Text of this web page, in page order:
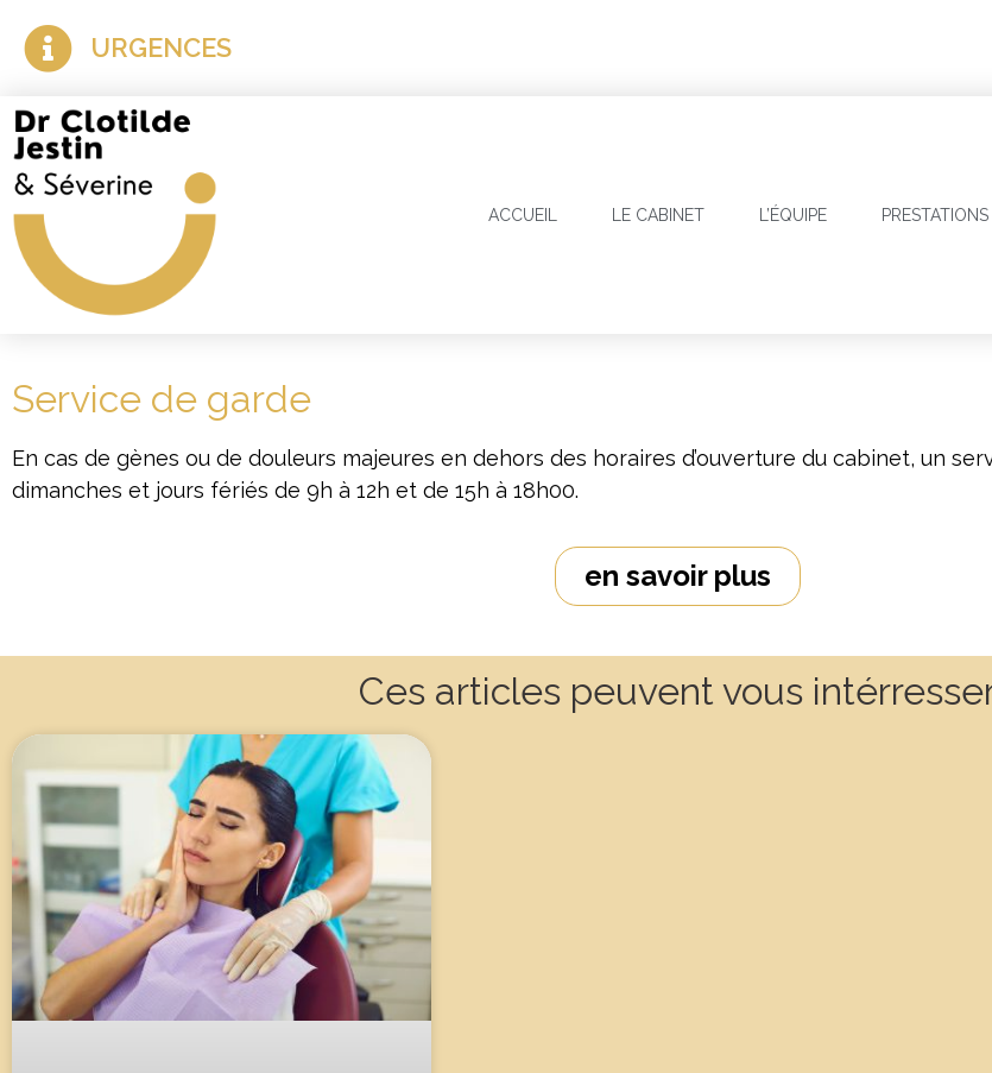
URGENCES
ACCUEIL LE CABINET L’ÉQUIPE PRESTATIONS
Service de garde
En cas de gènes ou de douleurs majeures en dehors des horaires d’ouverture du cabinet, un
dimanches et jours fériés de 9h à 12h et de 15h à 18h00.
en savoir plus
Ces articles peuvent vous